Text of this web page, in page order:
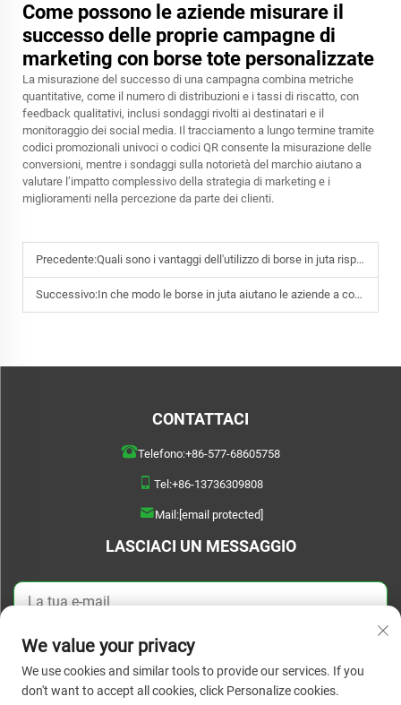
Come possono le aziende misurare il
successo delle proprie campagne di
marketing con borse tote personalizzate
La misurazione del successo di una campagna combina metriche
quantitative, come il numero di distribuzioni e i tassi di riscatto, con
feedback qualitativi, inclusi sondaggi rivolti ai destinatari e il
monitoraggio dei social media. Il tracciamento a lungo termine tramite
codici promozionali univoci o codici QR consente la misurazione delle
conversioni, mentre i sondaggi sulla notorietà del marchio aiutano a
valutare l’impatto complessivo della strategia di marketing e i
miglioramenti nella percezione da parte dei clienti.
Precedente:Quali sono i vantaggi dell'utilizzo di borse in juta rispetto alle opzioni sintetiche?
Successivo:In che modo le borse in juta aiutano le aziende a costruire un’immagine di marca ecologica?
CONTATTACI
Telefono:+86-577-68605758
Tel:+86-13736309808
Mail:[email protected]
LASCIACI UN MESSAGGIO
Invia ora
We value your privacy
We use cookies and similar tools to provide our services. If you
don't want to accept all cookies, click Personalize cookies.